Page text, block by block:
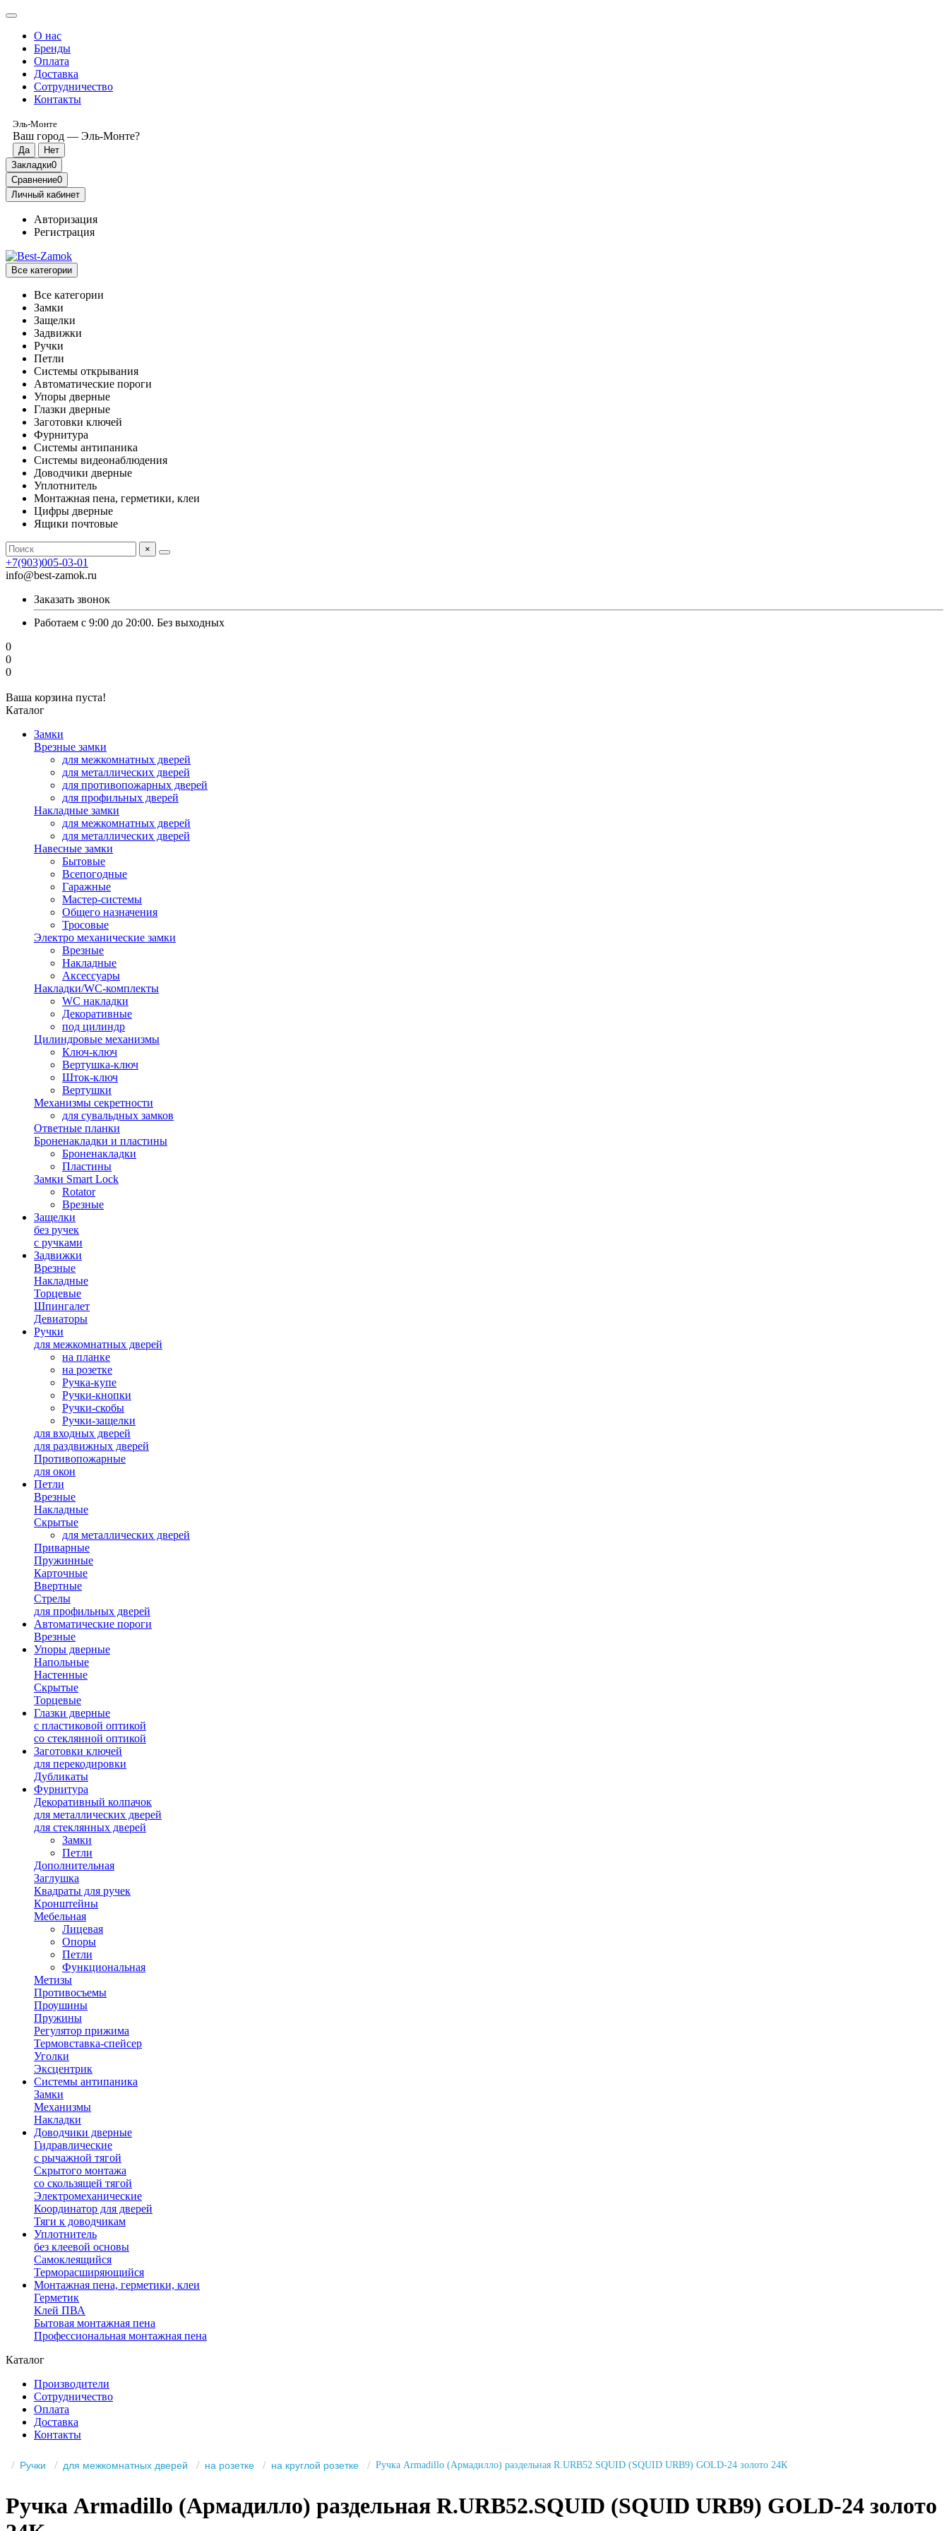
О нас
Бренды
Оплата
Доставка
Сотрудничество
Контакты
Эль-Монте
Ваш город — Эль-Монте?
Закладки0
Сравнение0
Личный кабинет
Авторизация
Регистрация
Все категории
Все категории
Замки
Защелки
Задвижки
Ручки
Петли
Системы открывания
Автоматические пороги
Упоры дверные
Глазки дверные
Заготовки ключей
Фурнитура
Системы антипаника
Системы видеонаблюдения
Доводчики дверные
Уплотнитель
Монтажная пена, герметики, клеи
Цифры дверные
Ящики почтовые
×
+7(903)005-03-01
info@best-zamok.ru
Заказать звонок
Работаем с 9:00 до 20:00. Без выходных
0
0
0
Ваша корзина пуста!
Каталог
Замки
Врезные замки
для межкомнатных дверей
для металлических дверей
для противопожарных дверей
для профильных дверей
Накладные замки
для межкомнатных дверей
для металлических дверей
Навесные замки
Бытовые
Всепогодные
Гаражные
Мастер-системы
Общего назначения
Тросовые
Электро механические замки
Врезные
Накладные
Аксессуары
Накладки/WC-комплекты
WC накладки
Декоративные
под цилиндр
Цилиндровые механизмы
Ключ-ключ
Вертушка-ключ
Шток-ключ
Вертушки
Механизмы секретности
для сувальдных замков
Ответные планки
Броненакладки и пластины
Броненакладки
Пластины
Замки Smart Lock
Rotator
Врезные
Защелки
без ручек
с ручками
Задвижки
Врезные
Накладные
Торцевые
Шпингалет
Девиаторы
Ручки
для межкомнатных дверей
на планке
на розетке
Ручка-купе
Ручки-кнопки
Ручки-скобы
Ручки-защелки
для входных дверей
для раздвижных дверей
Противопожарные
для окон
Петли
Врезные
Накладные
Скрытые
для металлических дверей
Приварные
Пружинные
Карточные
Ввертные
Стрелы
для профильных дверей
Автоматические пороги
Врезные
Упоры дверные
Напольные
Настенные
Скрытые
Торцевые
Глазки дверные
с пластиковой оптикой
со стеклянной оптикой
Заготовки ключей
для перекодировки
Дубликаты
Фурнитура
Декоративный колпачок
для металлических дверей
для стеклянных дверей
Замки
Петли
Дополнительная
Заглушка
Квадраты для ручек
Кронштейны
Мебельная
Лицевая
Опоры
Петли
Функциональная
Метизы
Противосъемы
Проушины
Пружины
Регулятор прижима
Термовставка-спейсер
Уголки
Эксцентрик
Системы антипаника
Замки
Механизмы
Накладки
Доводчики дверные
Гидравлические
с рычажной тягой
Скрытого монтажа
со скользящей тягой
Электромеханические
Координатор для дверей
Тяги к доводчикам
Уплотнитель
без клеевой основы
Самоклеящийся
Терморасширяющийся
Монтажная пена, герметики, клеи
Герметик
Клей ПВА
Бытовая монтажная пена
Профессиональная монтажная пена
Каталог
Производители
Сотрудничество
Оплата
Доставка
Контакты
Ручки для межкомнатных дверей на розетке на круглой розетке Ручка Armadillo (Армадилло) раздельная R.URB52.SQUID (SQUID URB9) GOLD-24 золото 24К
Ручка Armadillo (Армадилло) раздельная R.URB52.SQUID (SQUID URB9) GOLD-24 золото